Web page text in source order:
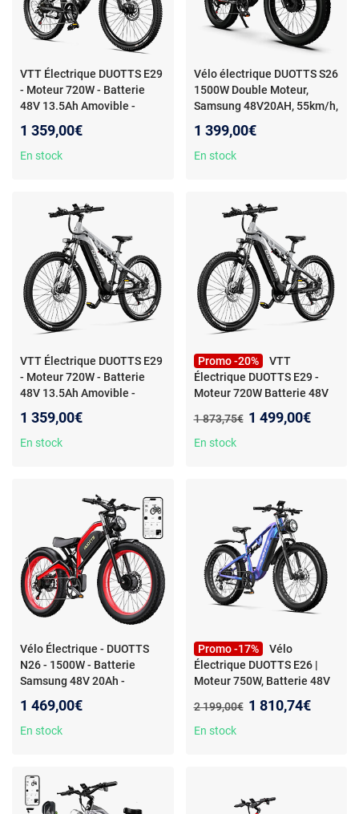
VTT Électrique DUOTTS E29
- Moteur 720W - Batterie
48V 13.5Ah Amovible -
1 359,00€
En stock
Vélo électrique DUOTTS S26
1500W Double Moteur,
Samsung 48V20AH, 55km/h,
1 399,00€
En stock
VTT Électrique DUOTTS E29
- Moteur 720W - Batterie
48V 13.5Ah Amovible -
1 359,00€
En stock
Promo -20%
VTT
Électrique DUOTTS E29 -
Moteur 720W Batterie 48V
Autonomie 90km
Ancien prix :
1 873,75€ Nouveau prix :
1 499,00€
En stock
Vélo Électrique - DUOTTS
N26 - 1500W - Batterie
Samsung 48V 20Ah -
1 469,00€
En stock
Promo -17%
Vélo
Électrique DUOTTS E26 |
Moteur 750W, Batterie 48V
Vitesses
Ancien prix :
2 199,00€ Nouveau prix :
1 810,74€
En stock